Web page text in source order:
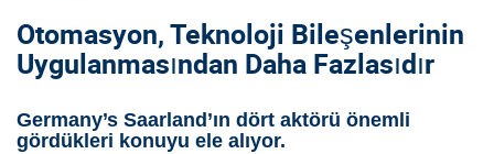
Otomasyon, Teknoloji Bileşenlerinin
Uygulanmasından Daha Fazlasıdır
Germany’s Saarland’ın dört aktörü önemli
gördükleri konuyu ele alıyor.